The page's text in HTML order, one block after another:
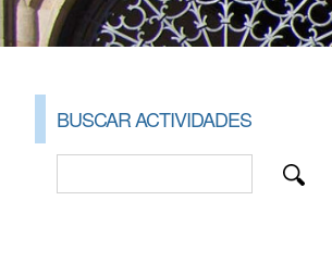
BUSCAR ACTIVIDADES